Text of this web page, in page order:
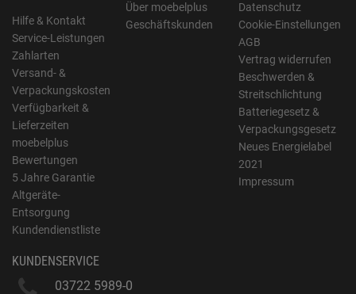
Hilfe & Kontakt
Service-Leistungen
Zahlarten
Versand- &
Verpackungskosten
Verfügbarkeit &
Lieferzeiten
moebelplus
Bewertungen
5 Jahre Garantie
Altgeräte-
Entsorgung
Kundendienstliste
Über moebelplus
Geschäftskunden
Datenschutz
Cookie-Einstellungen
AGB
Vertrag widerrufen
Beschwerden &
Streitschlichtung
Batteriegesetz &
Verpackungsgesetz
Neues Energielabel
2021
Impressum
KUNDENSERVICE
03722 5989-0